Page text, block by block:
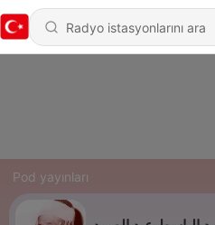
Pod yayınları